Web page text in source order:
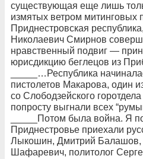
существующая еще лишь
измятых ветром митинговых
Приднестровская
Николаевич Смирнов
нравственный подвиг —
юрисдикцию беглецов из
_____…Республика
пистолетов Макарова, один
со Слободзейского
попросту выгнали всех
_____Потом была война. Я
Приднестровье приехали
Лыкошин, Дмитрий Балашов,
Шафаревич, политолог